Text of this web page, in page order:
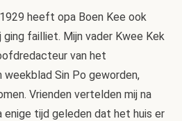
heeft opa Boen Kee ook
failliet. Mijn vader Kwee Kek
van het
weekblad Sin Po geworden,
Vrienden vertelden mij na
enige tijd geleden dat het huis er